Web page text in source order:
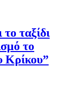
ταξίδι
το
Κρίκου”